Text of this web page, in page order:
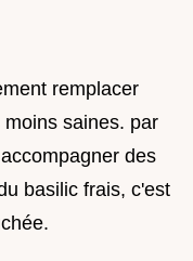
remplacer
saines. par
des
basilic frais, c'est